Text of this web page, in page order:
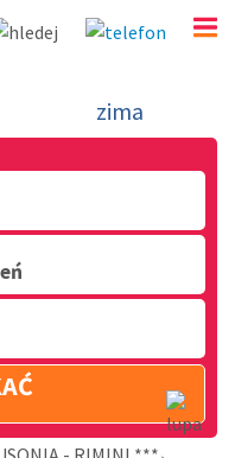
*** - Rimini -
PN - PT: 9.00 - 15.00
zima